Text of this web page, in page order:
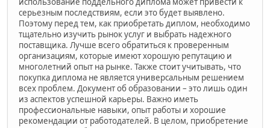
серьезным последствиям, если это будет выявлено.
Поэтому перед тем, как приобретать диплом, необходимо
тщательно изучить рынок услуг и выбрать надежного
поставщика. Лучше всего обратиться к проверенным
организациям, которые имеют хорошую репутацию и
многолетний опыт на рынке. Также стоит учитывать, что
покупка диплома не является универсальным решением
всех проблем. Документ об образовании – это лишь один
из аспектов успешной карьеры. Важно иметь
профессиональные навыки, опыт работы и хорошие
рекомендации от работодателей. В целом, приобретение